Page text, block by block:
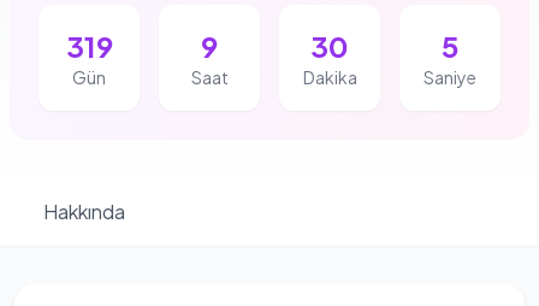
319
Gün
9
Saat
30
Dakika
4
Saniye
Hakkında